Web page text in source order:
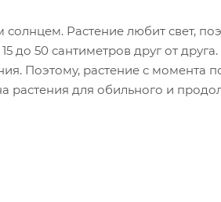
Растение любит свет,
до 50 сантиметров друг от
Поэтому, растение с момента
для обильного и